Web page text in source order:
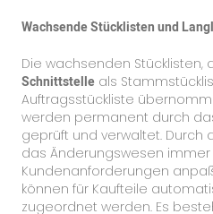
Wachsende Stücklisten und
Die wachsenden
Schnittstelle als
Auftragsstückliste
werden permanent durch das
geprüft und verwaltet. Durch
das Änderungswesen
Kundenanforderungen
können für Kaufteile
zugeordnet werden. Es